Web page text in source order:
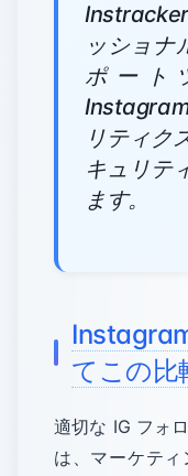
ッショナ
ポート
リティク
キュリテ
ます。
てこの比
適切な IG フォ
は、マーケテ